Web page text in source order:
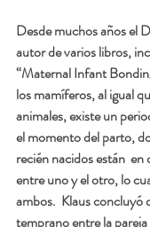
Desde muchos años el
autor de varios libros,
“Maternal Infant
los mamíferos, al igual
animales, existe un
el momento del parto,
recién nacidos están
entre uno y el otro, lo
ambos.  Klaus concluyó
temprano entre la